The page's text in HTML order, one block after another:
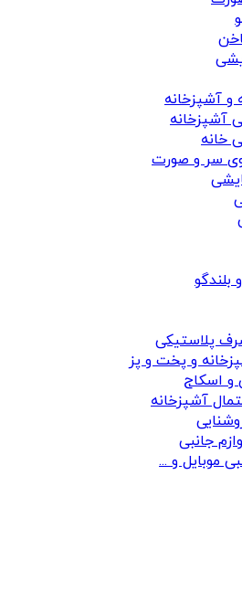
و آشپزخانه
آشپزخانه
خانه
سر و صورت
بلندگو
پلاستیکی
و پخت و پز
اسکاج
آشپزخانه
جانبی
موبایل و ...